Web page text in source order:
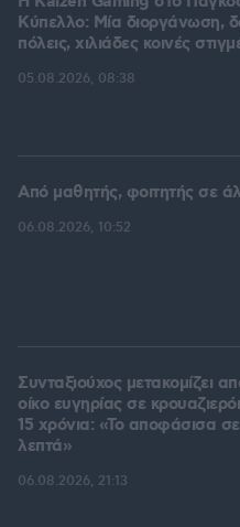
Kύπελλο: Μία διοργάνωση,
πόλεις, χιλιάδες κοινές
05.08.2026, 08:38
Από μαθητής, φοιτητής σε
06.08.2026, 10:52
Συνταξιούχος μετακομίζει
οίκο ευγηρίας σε
15 χρόνια: «Το αποφάσισα
λεπτά»
06.08.2026, 21:13